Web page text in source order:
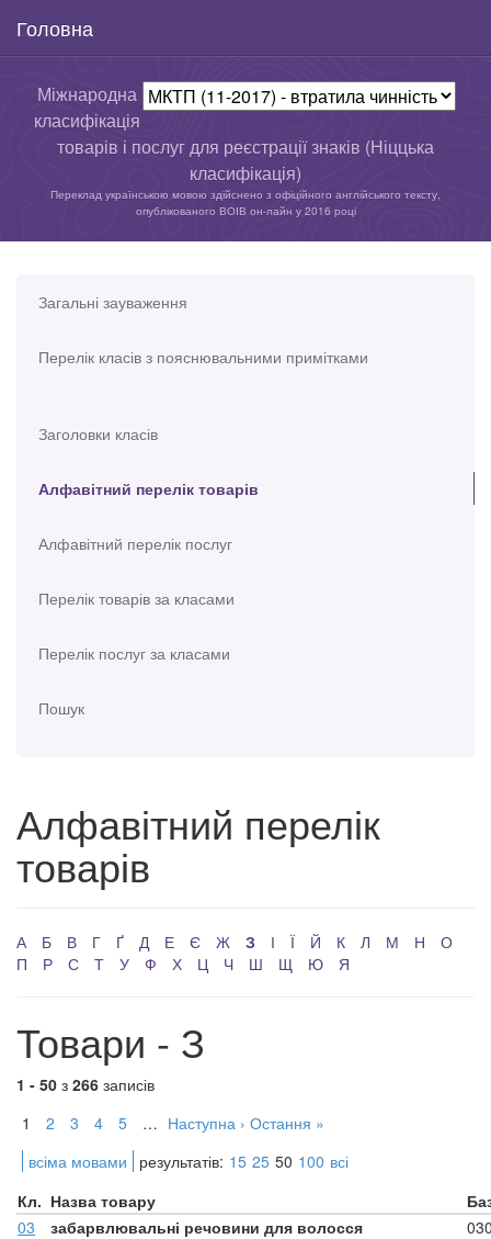
Головна
Міжнародна
класифікація
товарів і послуг для реєстрації знаків (Ніццька
класифікація)
Переклад українською мовою здійснено з офіційного англійського тексту,
опублікованого ВОІВ он-лайн у 2016 році
Загальні зауваження
Перелік класів з пояснювальними примітками
Заголовки класів
Алфавітний перелік товарів
Алфавітний перелік послуг
Перелік товарів за класами
Перелік послуг за класами
Пошук
Алфавітний перелік
товарів
А Б В Г Ґ Д Е Є Ж З І Ї Й К Л М Н
О
П
Р С Т У Ф Х Ц Ч Ш Щ Ю Я
Товари - З
1 - 50 з 266 записів
1
2 3 4 5 … Наступна › Остання »
всіма мовами
результатів: 15 25 50 100 всі
Кл. Назва товару
03
забарвлювальні речовини для волосся